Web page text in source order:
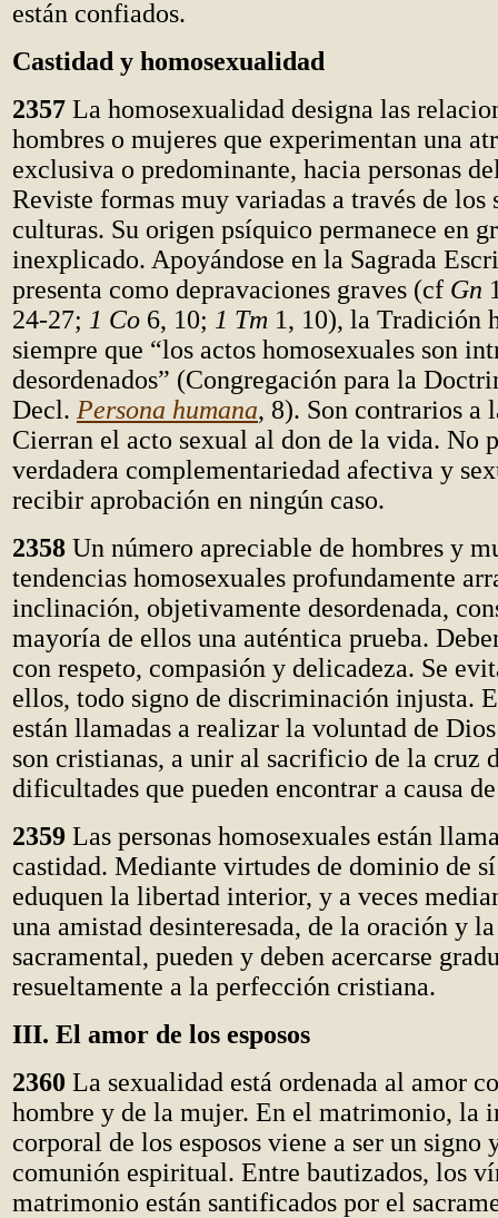
están confiados.
Castidad y homosexualidad
2357 La homosexualidad designa las
hombres o mujeres que experimentan una
exclusiva o predominante, hacia personas
Reviste formas muy variadas a través de los
culturas. Su origen psíquico permanece en
inexplicado. Apoyándose en la Sagrada
presenta como depravaciones graves (cf Gn
24-27; 1 Co 6, 10; 1 Tm 1, 10), la Tradición
siempre que “los actos homosexuales son
desordenados” (Congregación para la
Decl. Persona humana, 8). Son contrarios a
Cierran el acto sexual al don de la vida. No
verdadera complementariedad afectiva y
recibir aprobación en ningún caso.
2358 Un número apreciable de hombres y
tendencias homosexuales profundamente
inclinación, objetivamente desordenada,
mayoría de ellos una auténtica prueba.
con respeto, compasión y delicadeza. Se
ellos, todo signo de discriminación injusta.
están llamadas a realizar la voluntad de
son cristianas, a unir al sacrificio de la cruz
dificultades que pueden encontrar a causa
2359 Las personas homosexuales están
castidad. Mediante virtudes de dominio de
eduquen la libertad interior, y a veces
una amistad desinteresada, de la oración y
sacramental, pueden y deben acercarse
resueltamente a la perfección cristiana.
III. El amor de los esposos
2360 La sexualidad está ordenada al amor
hombre y de la mujer. En el matrimonio, la
corporal de los esposos viene a ser un signo
comunión espiritual. Entre bautizados, los
matrimonio están santificados por el